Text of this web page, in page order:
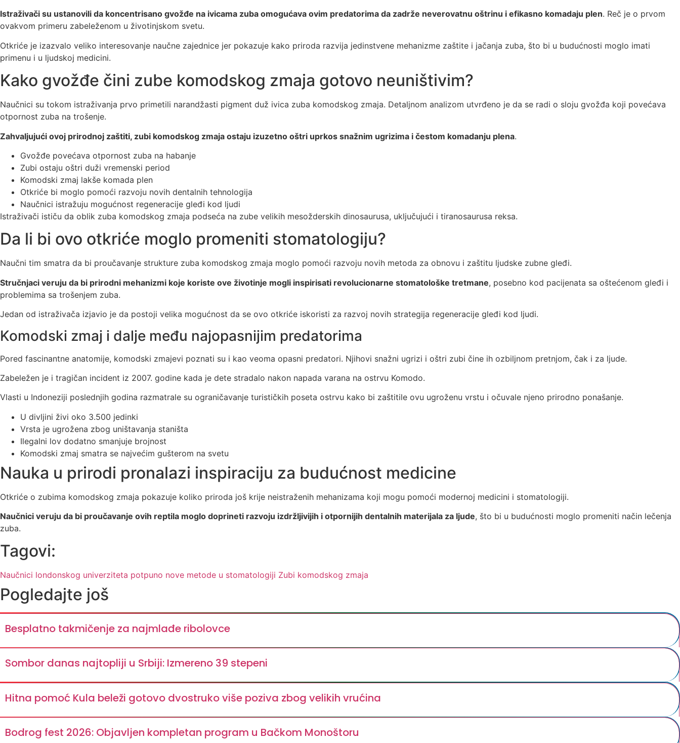
Istraživači su ustanovili da koncentrisano gvožđe na ivicama zuba omogućava ovim predatorima da zadrže neverovatnu oštrinu i efikasno komadaju plen. Reč je o prvom
ovakvom primeru zabeleženom u životinjskom svetu.
Otkriće je izazvalo veliko interesovanje naučne zajednice jer pokazuje kako priroda razvija jedinstvene mehanizme zaštite i jačanja zuba, što bi u budućnosti moglo imati
primenu i u ljudskoj medicini.
Kako gvožđe čini zube komodskog zmaja gotovo neuništivim?
Naučnici su tokom istraživanja prvo primetili narandžasti pigment duž ivica zuba komodskog zmaja. Detaljnom analizom utvrđeno je da se radi o sloju gvožđa koji povećava
otpornost zuba na trošenje.
Zahvaljujući ovoj prirodnoj zaštiti, zubi komodskog zmaja ostaju izuzetno oštri uprkos snažnim ugrizima i čestom komadanju plena.
Gvožđe povećava otpornost zuba na habanje
Zubi ostaju oštri duži vremenski period
Komodski zmaj lakše komada plen
Otkriće bi moglo pomoći razvoju novih dentalnih tehnologija
Naučnici istražuju mogućnost regeneracije gleđi kod ljudi
Istraživači ističu da oblik zuba komodskog zmaja podseća na zube velikih mesožderskih dinosaurusa, uključujući i tiranosaurusa reksa.
Da li bi ovo otkriće moglo promeniti stomatologiju?
Naučni tim smatra da bi proučavanje strukture zuba komodskog zmaja moglo pomoći razvoju novih metoda za obnovu i zaštitu ljudske zubne gleđi.
Stručnjaci veruju da bi prirodni mehanizmi koje koriste ove životinje mogli inspirisati revolucionarne stomatološke tretmane, posebno kod pacijenata sa oštećenom gleđi i
problemima sa trošenjem zuba.
Jedan od istraživača izjavio je da postoji velika mogućnost da se ovo otkriće iskoristi za razvoj novih strategija regeneracije gleđi kod ljudi.
Komodski zmaj i dalje među najopasnijim predatorima
Pored fascinantne anatomije, komodski zmajevi poznati su i kao veoma opasni predatori. Njihovi snažni ugrizi i oštri zubi čine ih ozbiljnom pretnjom, čak i za ljude.
Zabeležen je i tragičan incident iz 2007. godine kada je dete stradalo nakon napada varana na ostrvu Komodo.
Vlasti u Indoneziji poslednjih godina razmatrale su ograničavanje turističkih poseta ostrvu kako bi zaštitile ovu ugroženu vrstu i očuvale njeno prirodno ponašanje.
U divljini živi oko 3.500 jedinki
Vrsta je ugrožena zbog uništavanja staništa
Ilegalni lov dodatno smanjuje brojnost
Komodski zmaj smatra se najvećim gušterom na svetu
Nauka u prirodi pronalazi inspiraciju za budućnost medicine
Otkriće o zubima komodskog zmaja pokazuje koliko priroda još krije neistraženih mehanizama koji mogu pomoći modernoj medicini i stomatologiji.
Naučnici veruju da bi proučavanje ovih reptila moglo doprineti razvoju izdržljivijih i otpornijih dentalnih materijala za ljude, što bi u budućnosti moglo promeniti način lečenja
zuba.
Tagovi:
Naučnici londonskog univerziteta potpuno nove metode u stomatologiji Zubi komodskog zmaja
Pogledajte još
Besplatno takmičenje za najmlađe ribolovce
Sombor danas najtopliji u Srbiji: Izmereno 39 stepeni
Hitna pomoć Kula beleži gotovo dvostruko više poziva zbog velikih vrućina
Bodrog fest 2026: Objavljen kompletan program u Bačkom Monoštoru